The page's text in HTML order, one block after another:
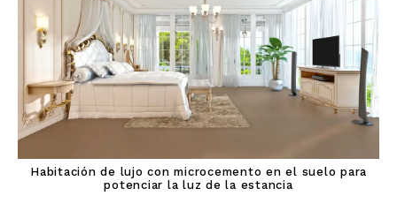
Habitación de lujo con microcemento en el suelo para
potenciar la luz de la estancia